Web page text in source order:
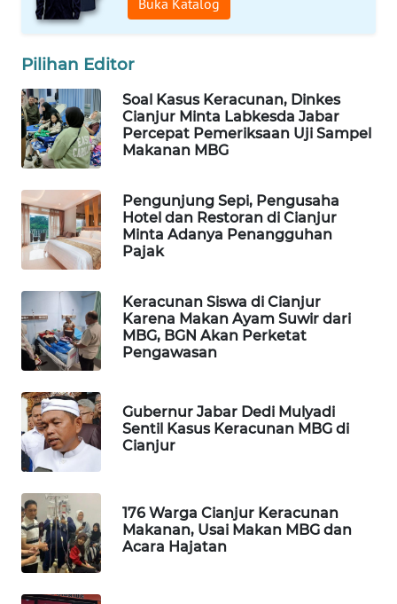
Buka Katalog
Pilihan Editor
Soal Kasus Keracunan, Dinkes
Cianjur Minta Labkesda Jabar
Percepat Pemeriksaan Uji Sampel
Makanan MBG
Pengunjung Sepi, Pengusaha
Hotel dan Restoran di Cianjur
Minta Adanya Penangguhan
Pajak
Keracunan Siswa di Cianjur
Karena Makan Ayam Suwir dari
MBG, BGN Akan Perketat
Pengawasan
Gubernur Jabar Dedi Mulyadi
Sentil Kasus Keracunan MBG di
Cianjur
176 Warga Cianjur Keracunan
Makanan, Usai Makan MBG dan
Acara Hajatan
FORWAMKI
FORJASIDA
TAMBANG
NEWS
SITUNGIR
NEWS
NEWS
SIBARAGAS
NEWS
METRO
SIANTAR
NEWS
METRO
MEDAN
NEWS
METRO
JAKARTA